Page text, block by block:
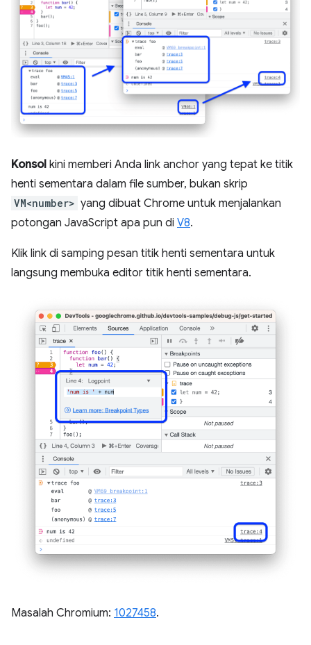
Konsol kini memberi Anda link anchor yang tepat ke titik
henti sementara dalam file sumber, bukan skrip
VM<number> yang dibuat Chrome untuk menjalankan
potongan JavaScript apa pun di V8.
Klik link di samping pesan titik henti sementara untuk
langsung membuka editor titik henti sementara.
Masalah Chromium: 1027458.